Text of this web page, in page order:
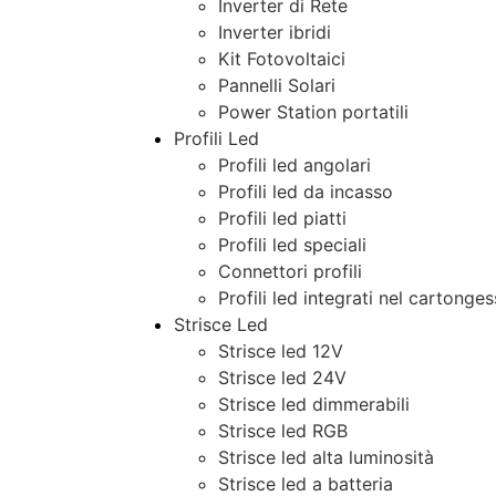
Inverter di Rete
Inverter ibridi
Kit Fotovoltaici
Pannelli Solari
Power Station portatili
Profili Led
Profili led angolari
Profili led da incasso
Profili led piatti
Profili led speciali
Connettori profili
Profili led integrati nel
Strisce Led
Strisce led 12V
Strisce led 24V
Strisce led dimmerabili
Strisce led RGB
Strisce led alta luminosità
Strisce led a batteria